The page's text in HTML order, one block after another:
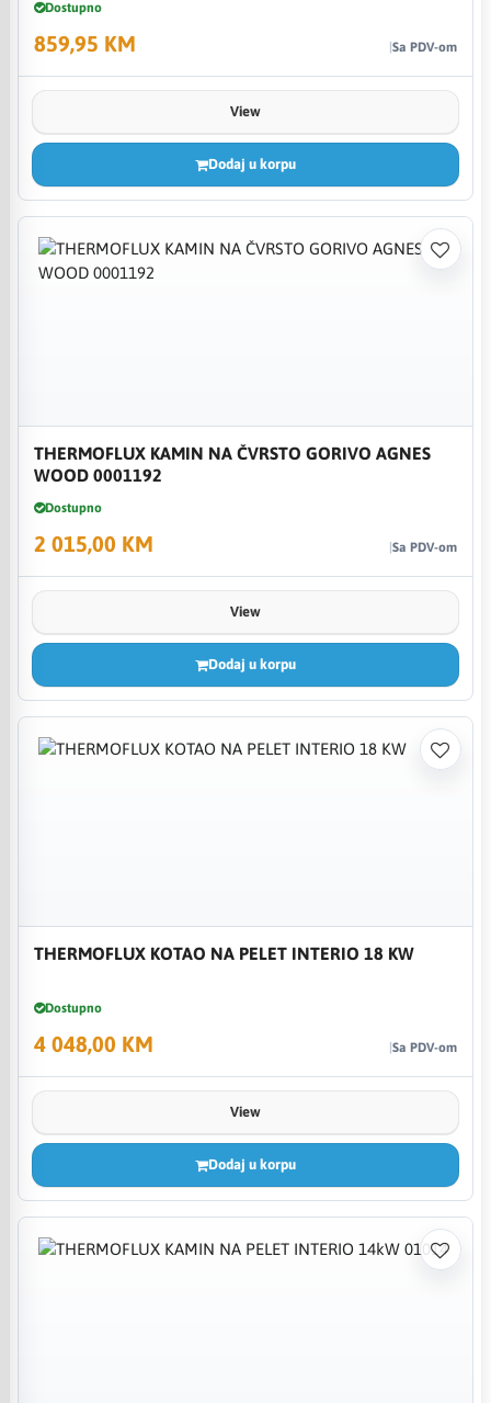
Dostupno
859,95 KM Sa PDV-om
View
Dodaj u korpu
THERMOFLUX KAMIN NA ČVRSTO GORIVO AGNES
WOOD 0001192
Dostupno
2 015,00 KM Sa PDV-om
View
Dodaj u korpu
THERMOFLUX KOTAO NA PELET INTERIO 18 KW
Dostupno
4 048,00 KM Sa PDV-om
View
Dodaj u korpu